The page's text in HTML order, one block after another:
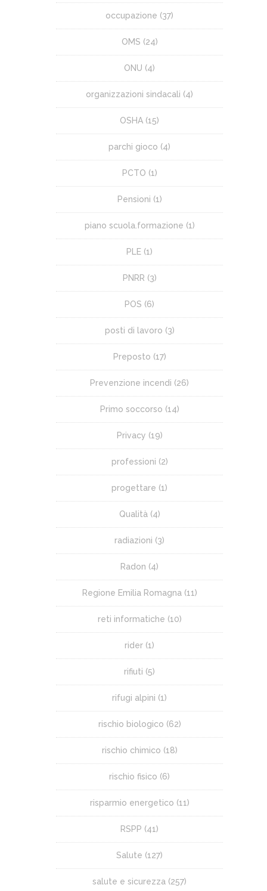
occupazione (37)
OMS (24)
ONU (4)
organizzazioni sindacali (4)
OSHA (15)
parchi gioco (4)
PCTO (1)
Pensioni (1)
piano scuola.formazione (1)
PLE (1)
PNRR (3)
POS (6)
posti di lavoro (3)
Preposto (17)
Prevenzione incendi (26)
Primo soccorso (14)
Privacy (19)
professioni (2)
progettare (1)
Qualità (4)
radiazioni (3)
Radon (4)
Regione Emilia Romagna (11)
reti informatiche (10)
rider (1)
rifiuti (5)
rifugi alpini (1)
rischio biologico (62)
rischio chimico (18)
rischio fisico (6)
risparmio energetico (11)
RSPP (41)
Salute (127)
salute e sicurezza (257)